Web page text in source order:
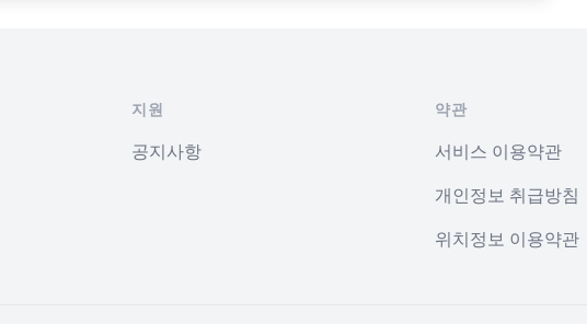
지원
공지사항
약관
서비스 이용약관
개인정보 취급방침
위치정보 이용약관